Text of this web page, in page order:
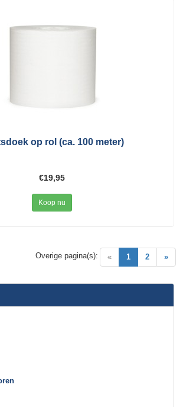
op rol (ca. 100 meter)
€19,95
Koop nu
« 1(current)
2 »
Overige pagina(s):